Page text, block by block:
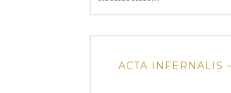
ACTA INFERNALIS